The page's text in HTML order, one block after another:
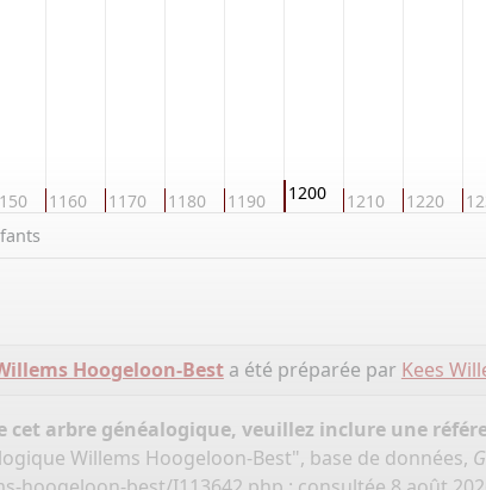
1160 1170 1180 1190 1200 1210 1220
Hoogeloon-Besta été préparée par Kees
cet arbre généalogique, veuillez inclure une
Willems Hoogeloon-Best", base de données,